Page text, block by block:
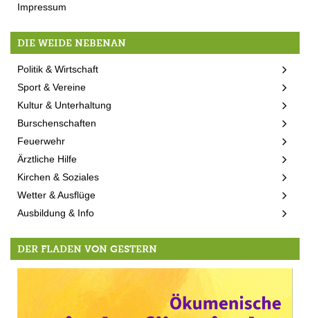
Impressum
DIE WEIDE NEBENAN
Politik & Wirtschaft
Sport & Vereine
Kultur & Unterhaltung
Burschenschaften
Feuerwehr
Ärztliche Hilfe
Kirchen & Soziales
Wetter & Ausflüge
Ausbildung & Info
DER FLADEN VON GESTERN